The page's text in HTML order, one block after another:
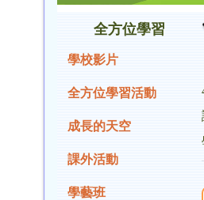
全方位學習
學校影片
全方位學習活動
成長的天空
課外活動
學藝班